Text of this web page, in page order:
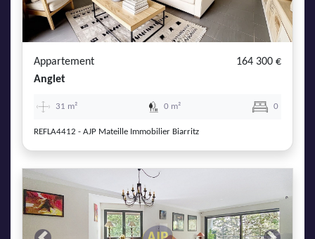
Appartement
164 300 €
Anglet
31 m² 0 m² 0
REFLA4412 - AJP Mateille Immobilier Biarritz